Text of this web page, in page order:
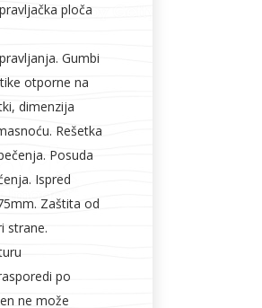
ploča
Gumbi
otporne na
dimenzija
Rešetka
Posuda
Ispred
Zaštita od
strane.
po
ne može